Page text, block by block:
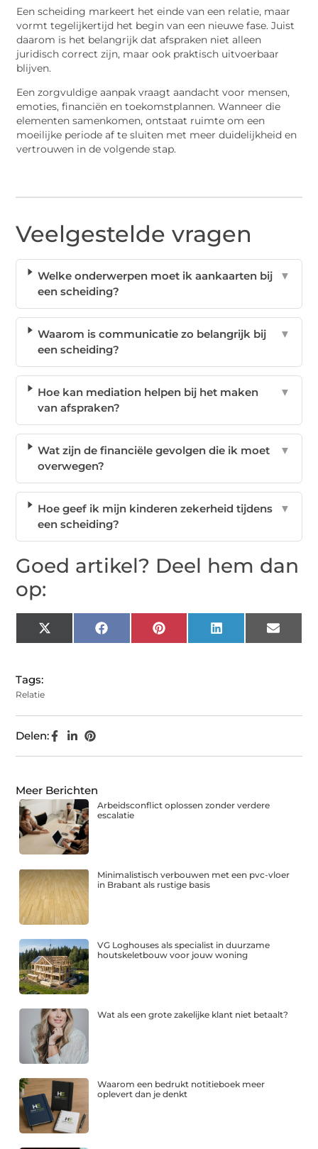
Een scheiding markeert het einde van een relatie, maar
vormt tegelijkertijd het begin van een nieuwe fase. Juist
daarom is het belangrijk dat afspraken niet alleen
juridisch correct zijn, maar ook praktisch uitvoerbaar
blijven.
Een zorgvuldige aanpak vraagt aandacht voor mensen,
emoties, financiën en toekomstplannen. Wanneer die
elementen samenkomen, ontstaat ruimte om een
moeilijke periode af te sluiten met meer duidelijkheid en
vertrouwen in de volgende stap.
Veelgestelde vragen
Welke onderwerpen moet ik aankaarten bij
een scheiding?
▼
Waarom is communicatie zo belangrijk bij
een scheiding?
▼
Hoe kan mediation helpen bij het maken
van afspraken?
▼
Wat zijn de financiële gevolgen die ik moet
overwegen?
▼
Hoe geef ik mijn kinderen zekerheid tijdens
een scheiding?
▼
Goed artikel? Deel hem dan
op:
X
(Twitter)
Facebook Pinterest LinkedIn Email
Tags:
Relatie
Delen:
Meer Berichten
Arbeidsconflict oplossen zonder verdere
escalatie
Minimalistisch verbouwen met een pvc-vloer
in Brabant als rustige basis
VG Loghouses als specialist in duurzame
houtskeletbouw voor jouw woning
Wat als een grote zakelijke klant niet betaalt?
Waarom een bedrukt notitieboek meer
oplevert dan je denkt